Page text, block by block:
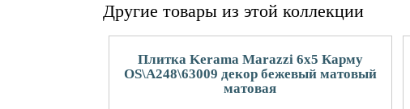
Другие товары из этой коллекции
Плитка Kerama Marazzi 6x5 Карму
OS\A248\63009 декор бежевый матовый
матовая